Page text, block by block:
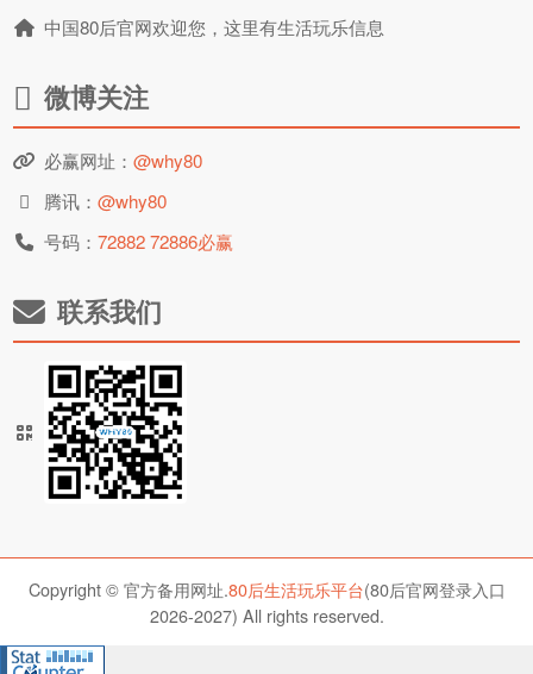
中国80后官网欢迎您，这里有生活玩乐信息
微博关注
必赢网址：@why80
腾讯：@why80
号码：72882 72886必赢
联系我们
Copyright © 官方备用网址.80后生活玩乐平台(80后官网登录入口
2026-2027) All rights reserved.